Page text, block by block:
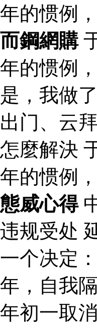
年的惯例
而鋼網購
年的惯例
是，我做
出门、云
怎麼解決
年的惯例
態威心得
违规受处
一个决定
年，自我
年初一取